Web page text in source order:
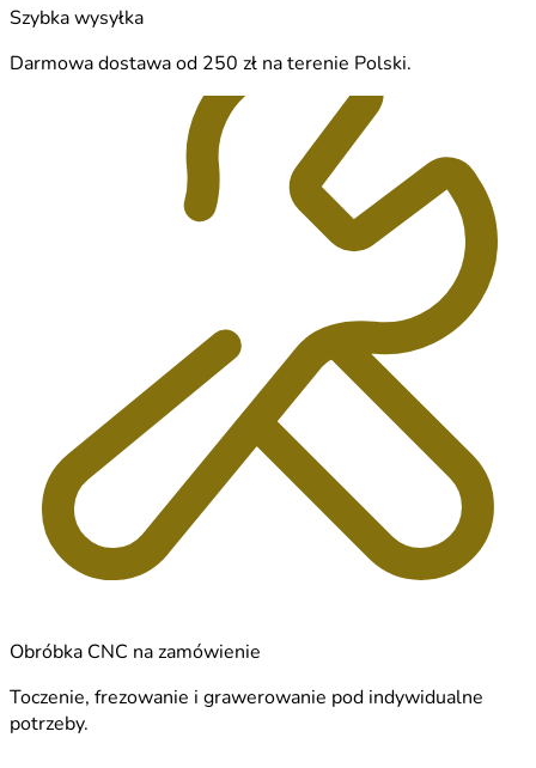
Szybka wysyłka
Darmowa dostawa od 250 zł na terenie Polski.
Obróbka CNC na zamówienie
Toczenie, frezowanie i grawerowanie pod indywidualne
potrzeby.